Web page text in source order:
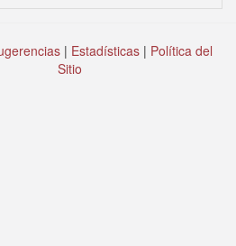
| Estadísticas | Política del
Sitio